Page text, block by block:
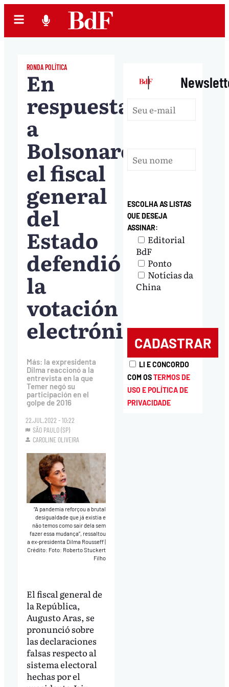
RONDA POLÍTICA
En
respuesta
a
Bolsonaro,
el fiscal
general
del
Estado
defendió
la
votación
electrónica
Más: la expresidenta
Dilma reaccionó a la
entrevista en la que
Temer negó su
participación en el
golpe de 2016
22.JUL.2022 - 10:22
SÃO PAULO (SP)
CAROLINE OLIVEIRA
“A pandemia reforçou a brutal
desigualdade que já existia e
não temos como sair dela sem
fazer essa mudança”, ressaltou
a ex-presidenta Dilma Rousseff|
Crédito: Foto: Roberto Stuckert
Filho
El fiscal general de
la República,
Augusto Aras, se
pronunció sobre
las declaraciones
falsas respecto al
sistema electoral
hechas por el
|
ESCOLHA AS LISTAS
QUE DESEJA
ASSINAR:
Editorial
BdF
Ponto
Notícias da
China
LI E CONCORDO
COM OSTERMOS DE
USO E POLÍTICA DE
PRIVACIDADE